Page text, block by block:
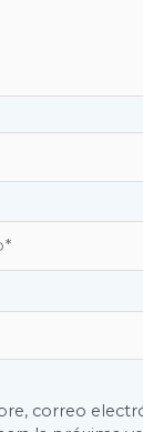
correo